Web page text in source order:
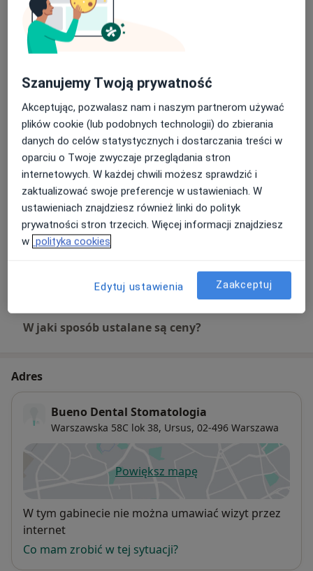
Konsultacja stomatologiczna
Szczegóły
Szczegóły
Chirurgia stomatologiczna
Szczegóły
Konsultacja protetyczna
Szczegóły
Korony
Szczegóły
W jaki sposób ustalane są ceny?
Adres
Bueno Dental Stomatologia
Warszawska 58C lok 38, Ursus, 02-496 Warszawa
Powiększ mapęotwiera się w nowej karcie
Dostępność
W tym gabinecie nie można umawiać wizyt przez
internet
Co mam zrobić w tej sytuacji?
Szanujemy Twoją prywatność
Akceptując, pozwalasz nam i naszym partnerom używać
plików cookie (lub podobnych technologii) do zbierania
danych do celów statystycznych i dostarczania treści w
oparciu o Twoje zwyczaje przeglądania stron
internetowych. W każdej chwili możesz sprawdzić i
zaktualizować swoje preferencje w ustawieniach. W
ustawieniach znajdziesz również linki do polityk
prywatności stron trzecich. Więcej informacji znajdziesz
w polityka cookies
Edytuj ustawienia Zaakceptuj